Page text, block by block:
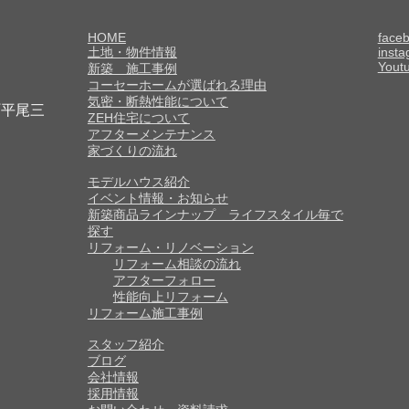
尾三
HOME
土地・物件情報
新築 施工事例
コーセーホームが選ばれる理由
気密・断熱性能について
ZEH住宅について
アフターメンテナンス
家づくりの流れ
モデルハウス紹介
イベント情報・お知らせ
新築商品ラインナップ ライフスタイル毎で
探す
リフォーム・リノベーション
リフォーム相談の流れ
アフターフォロー
性能向上リフォーム
リフォーム施工事例
スタッフ紹介
ブログ
会社情報
採用情報